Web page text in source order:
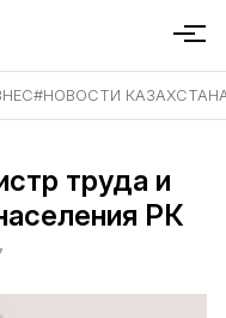
#НОВОСТИ
труда и
РК